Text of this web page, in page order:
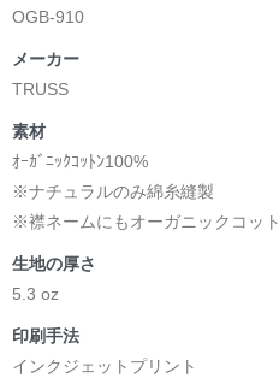
日本語版: https://amzn.asia/d/
<デザイン画集&グッズカタログ>
＿＿＿＿＿＿＿＿＿＿＿＿＿＿
小説 [弛まぬ言霊]
挿画&グッズカタログ <デザイ
＜著者:作詞/挿画作成＞ 凛々風
☆本作品内で表現されている作
OGB-910
メーカー
TRUSS
素材
ｵｰｶﾞﾆｯｸｺｯﾄﾝ100%
※ナチュラルのみ綿糸縫製
※襟ネームにもオーガニックコッ
生地の厚さ
5.3 oz
印刷手法
インクジェットプリント